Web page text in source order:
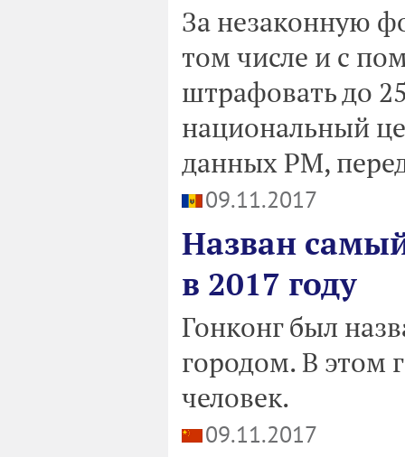
За незаконную
том числе и с
штрафовать до
национальный
данных РМ,
09.11.2017
Назван
в 2017 году
Гонконг был
городом. В этом
человек.
09.11.2017